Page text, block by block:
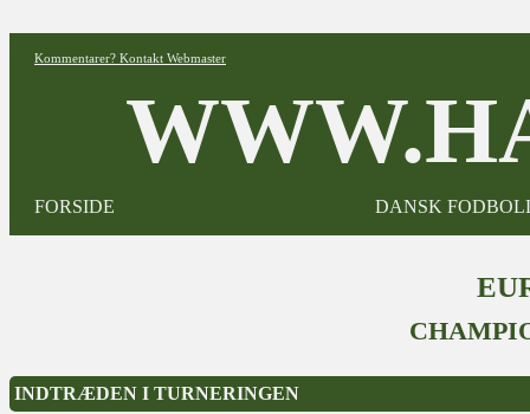
Kommentarer? Kontakt Webmaster
FORSIDE DANSK
INDTRÆDEN I TURNERINGEN